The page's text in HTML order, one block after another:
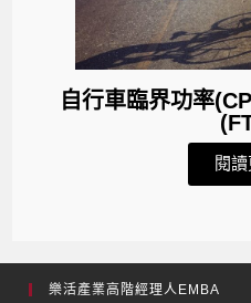
自行車臨界功率
閱
樂活產業高階經理人EMBA